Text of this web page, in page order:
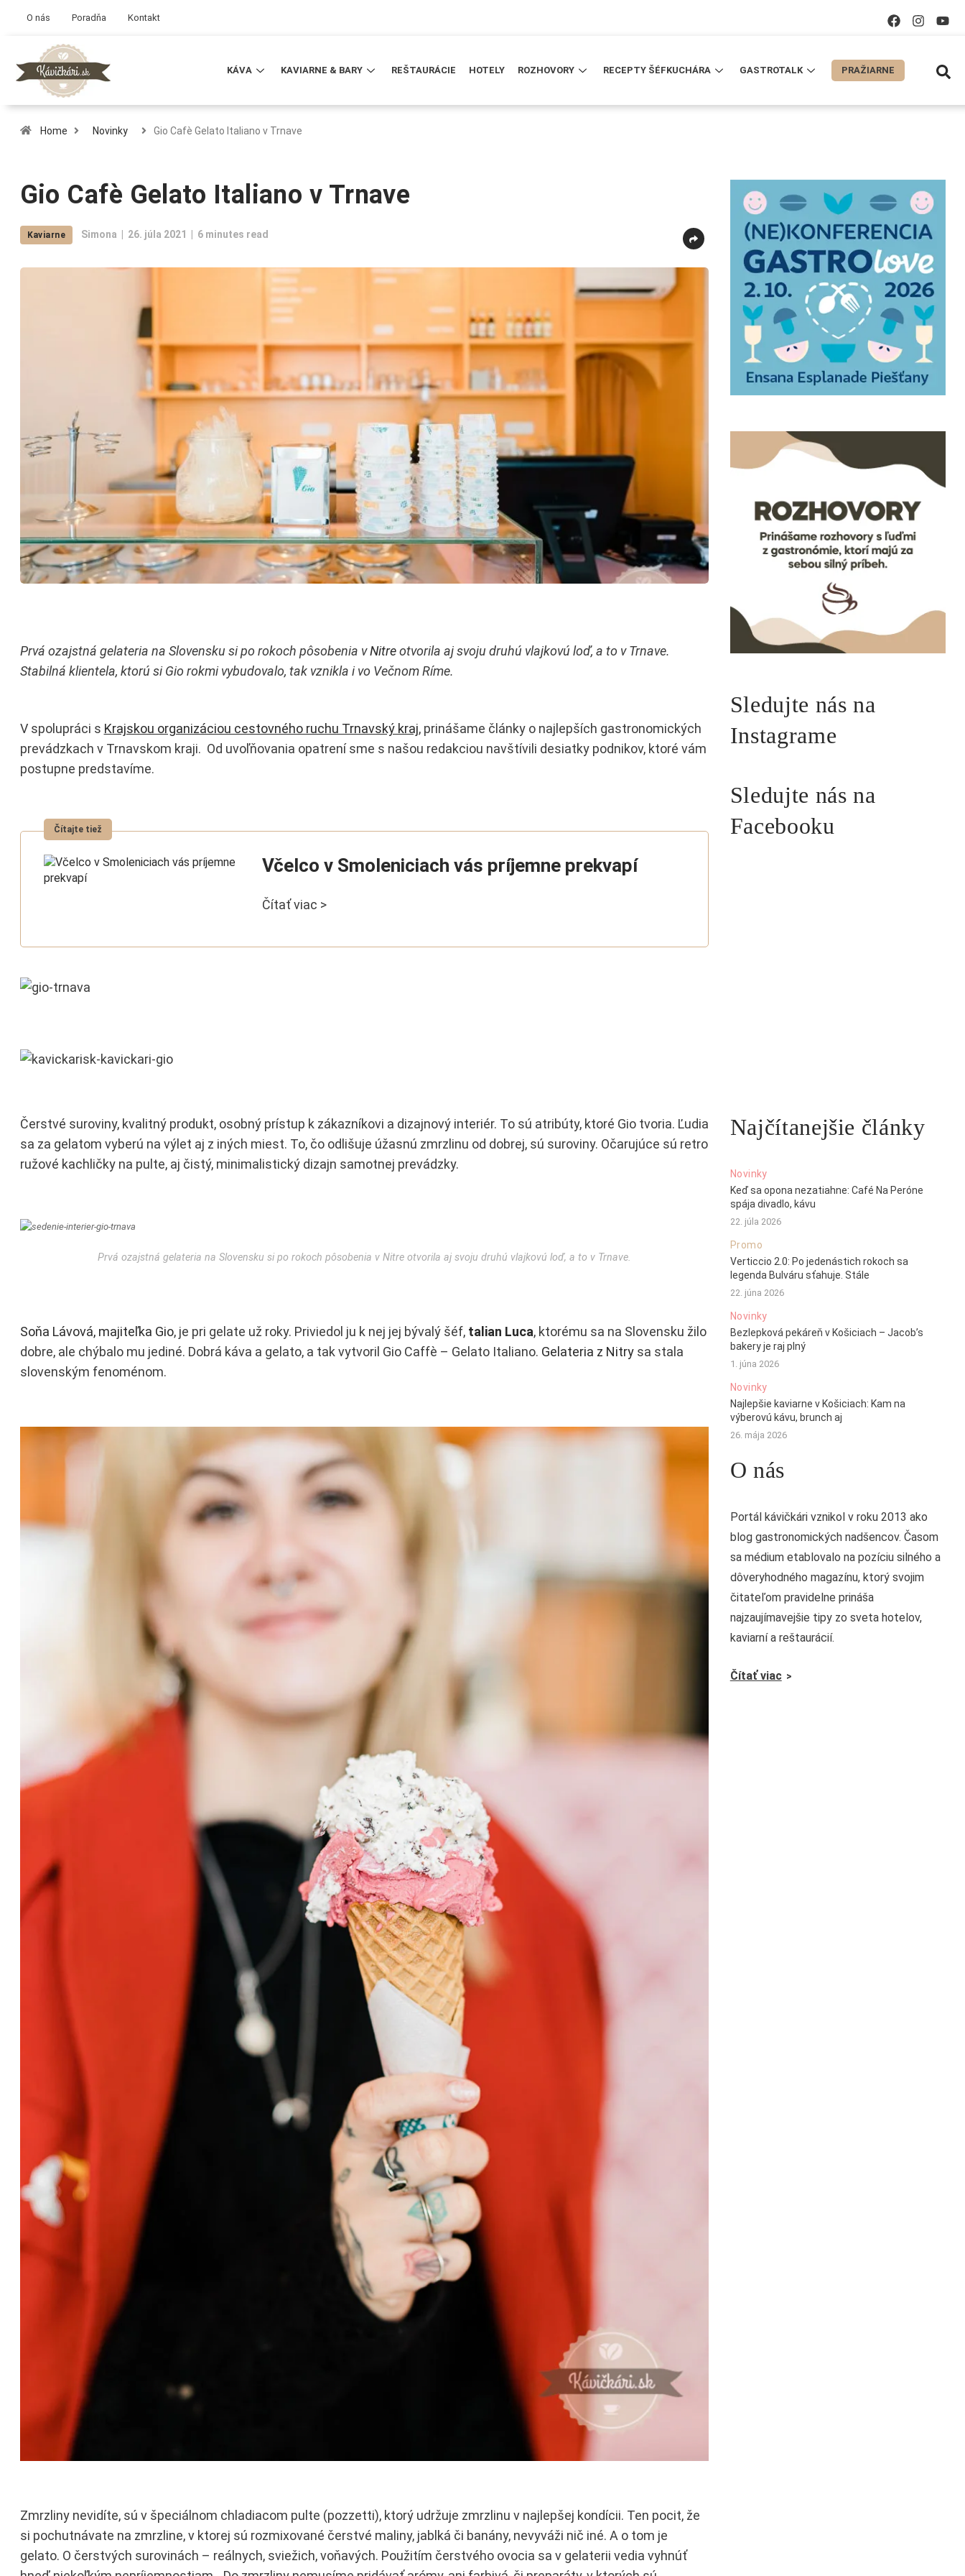
O nás Poradňa Kontakt
KÁVA KAVIARNE & BARY REŠTAURÁCIE HOTELY ROZHOVORY RECEPTY ŠÉFKUCHÁRA GASTROTALK PRAŽIARNE
Home Novinky Gio Cafè Gelato Italiano v Trnave
Gio Cafè Gelato Italiano v Trnave
Kaviarne Simona 26. júla 2021 6 minutes read
Prvá ozajstná gelateria na Slovensku si po rokoch pôsobenia vNitreotvorila aj svoju druhú vlajkovú loď, a to v Trnave.
Stabilná klientela, ktorú si Gio rokmi vybudovalo, tak vznikla i vo Večnom Ríme.
V spolupráci s Krajskou organizáciou cestovného ruchu Trnavský kraj, prinášame články o najlepších gastronomických
prevádzkach v Trnavskom kraji. Od uvoľňovania opatrení sme s našou redakciou navštívili desiatky podnikov, ktoré vám
postupne predstavíme.
Včelco v Smoleniciach vás príjemne prekvapí
Čítať viac >
Čerstvé suroviny, kvalitný produkt, osobný prístup k zákazníkovi a dizajnový interiér. To sú atribúty, ktoré Gio tvoria. Ľudia
sa za gelatom vyberú na výlet aj z iných miest. To, čo odlišuje úžasnú zmrzlinu od dobrej, sú suroviny. Očarujúce sú retro
ružové kachličky na pulte, aj čistý, minimalistický dizajn samotnej prevádzky.
Prvá ozajstná gelateria na Slovensku si po rokoch pôsobenia v Nitre otvorila aj svoju druhú vlajkovú loď, a to v Trnave.
Soňa Lávová, majiteľka Gio, je pri gelate už roky. Priviedol ju k nej jej bývalý šéf,talian Luca, ktorému sa na Slovensku žilo
dobre, ale chýbalo mu jediné. Dobrá káva a gelato, a tak vytvoril Gio Caffè – Gelato Italiano. Gelateria z Nitrysa stala
slovenským fenoménom.
Zmrzliny nevidíte, sú v špeciálnom chladiacom pulte (pozzetti), ktorý udržuje zmrzlinu v najlepšej kondícii. Ten pocit, že
si pochutnávate na zmrzline, v ktorej sú rozmixované čerstvé maliny, jablká či banány, nevyváži nič iné. A o tom je
gelato. O čerstvých surovinách – reálnych, sviežich, voňavých. Použitím čerstvého ovocia sa v gelaterii vedia vyhnúť
Sledujte nás na
Instagrame
Sledujte nás na
Facebooku
Najčítanejšie články
Novinky
Keď sa opona nezatiahne: Café Na Peróne
spája divadlo, kávu
22. júla 2026
Promo
Verticcio 2.0: Po jedenástich rokoch sa
legenda Bulváru sťahuje. Stále
22. júna 2026
Novinky
Bezlepková pekáreň v Košiciach – Jacob’s
bakery je raj plný
1. júna 2026
Novinky
Najlepšie kaviarne v Košiciach: Kam na
výberovú kávu, brunch aj
26. mája 2026
O nás
Portál kávičkári vznikol v roku 2013 ako
blog gastronomických nadšencov. Časom
sa médium etablovalo na pozíciu silného a
dôveryhodného magazínu, ktorý svojim
čitateľom pravidelne prináša
najzaujímavejšie tipy zo sveta hotelov,
kaviarní a reštaurácií.
Čítať viac